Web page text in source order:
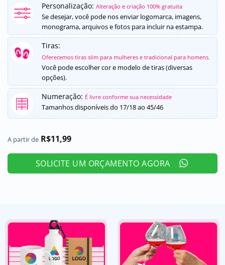
Personalização: Alteração e criação 100% gratuita
Se desejar, você pode nos enviar logomarca, imagens,
monograma, arquivos e fotos para incluir na estampa.
Tiras:
Oferecemos tiras slim para mulheres e tradicional para homens.
Você pode escolher cor e modelo de tiras (diversas
opções).
Numeração: É livre conforme sua necessidade
Tamanhos disponíveis do 17/18 ao 45/46
A partir de R$11,99
SOLICITE UM ORÇAMENTO AGORA